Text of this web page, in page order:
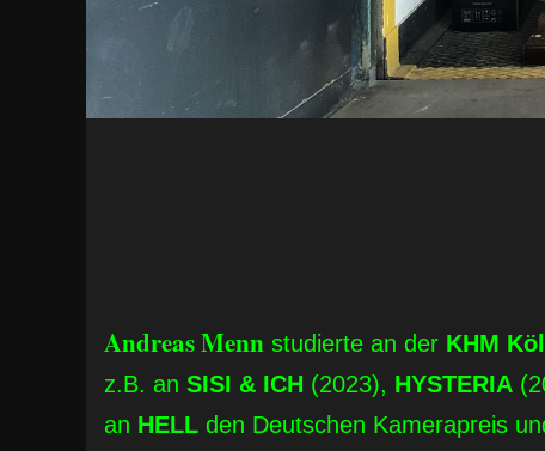
Andreas Menn studierte an der KHM
z.B. an SISI & ICH (2023), HYSTERIA
an HELL den Deutschen Kamerapreis